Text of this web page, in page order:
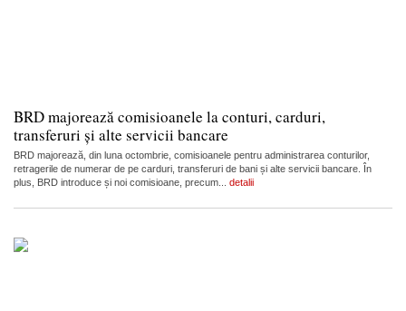
BRD majorează comisioanele la conturi, carduri,
transferuri și alte servicii bancare
BRD majorează, din luna octombrie, comisioanele pentru administrarea conturilor,
retragerile de numerar de pe carduri, transferuri de bani și alte servicii bancare. În
plus, BRD introduce și noi comisioane, precum... detalii